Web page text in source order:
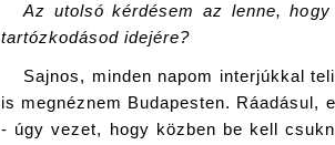
Az utolsó kérdésem az lenne,
tartózkodásod idejére?
Sajnos, minden napom interjúkkal
is megnéznem Budapesten. Ráadásul,
- úgy vezet, hogy közben be kell